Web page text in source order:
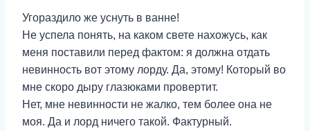
Угораздило же уснуть в ванне!
Не успела понять, на каком свете нахожусь, как
меня поставили перед фактом: я должна отдать
невинность вот этому лорду. Да, этому! Который во
мне скоро дыру глазюками провертит.
Нет, мне невинности не жалко, тем более она не
моя. Да и лорд ничего такой. Фактурный.